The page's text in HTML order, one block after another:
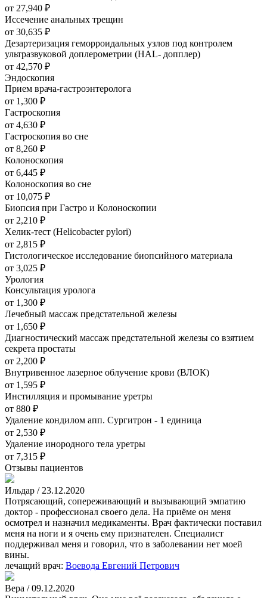
от 27,940 ₽
Иссечение анальных трещин
от 30,635 ₽
Дезартеризация геморроидальных узлов под контролем
ультразвуковой доплерометрии (HAL- допплер)
от 42,570 ₽
Эндоскопия
Прием врача-гастроэнтеролога
от 1,300 ₽
Гастроскопия
от 4,630 ₽
Гастроскопия во сне
от 8,260 ₽
Колоноскопия
от 6,445 ₽
Колоноскопия во сне
от 10,075 ₽
Биопсия при Гастро и Колоноскопии
от 2,210 ₽
Хелик-тест (Helicobacter pylori)
от 2,815 ₽
Гистологическое исследование биопсийного материала
от 3,025 ₽
Урология
Консультация уролога
от 1,300 ₽
Лечебный массаж предстательной железы
от 1,650 ₽
Диагностический массаж предстательной железы со взятием
секрета простаты
от 2,200 ₽
Внутривенное лазерное облучение крови (ВЛОК)
от 1,595 ₽
Инстилляция и промывание уретры
от 880 ₽
Удаление кондилом апп. Сургитрон - 1 единица
от 2,530 ₽
Удаление инородного тела уретры
от 7,315 ₽
Отзывы пациентов
Ильдар / 23.12.2020
Потрясающий, сопереживающий и вызывающий эмпатию
доктор - профессионал своего дела. На приёме он меня
осмотрел и назначил медикаменты. Врач фактически поставил
меня на ноги и я очень ему признателен. Специалист
поддерживал меня и говорил, что в заболевании нет моей
вины.
лечащий врач: Воевода Евгений Петрович
Вера / 09.12.2020